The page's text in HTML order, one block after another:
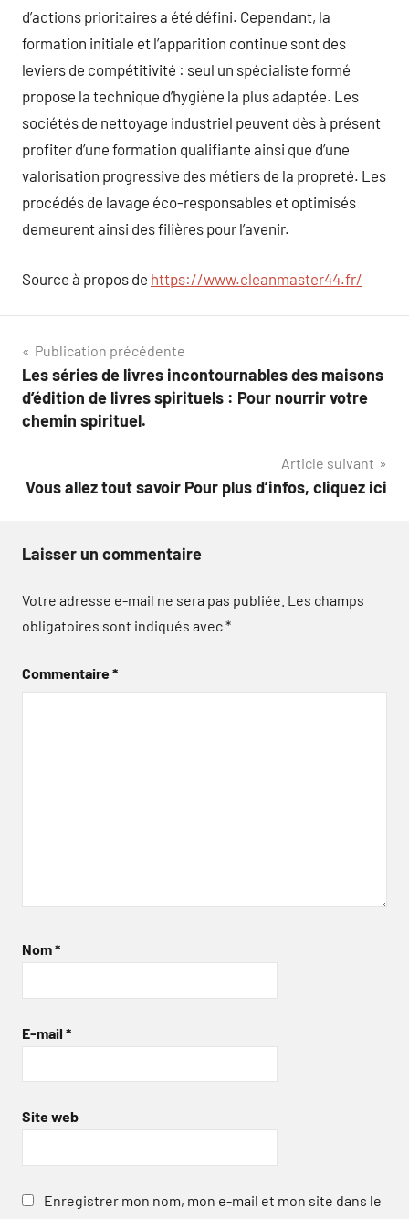
d’actions prioritaires a été défini. Cependant, la
formation initiale et l’apparition continue sont des
leviers de compétitivité : seul un spécialiste formé
propose la technique d’hygiène la plus adaptée. Les
sociétés de nettoyage industriel peuvent dès à présent
profiter d’une formation qualifiante ainsi que d’une
valorisation progressive des métiers de la propreté. Les
procédés de lavage éco-responsables et optimisés
demeurent ainsi des filières pour l’avenir.
Source à propos de https://www.cleanmaster44.fr/
Navigation
de
l’article
Publication précédente
Les séries de livres incontournables des maisons
d’édition de livres spirituels : Pour nourrir votre
chemin spirituel.
Article suivant
Vous allez tout savoir Pour plus d’infos, cliquez ici
Laisser un commentaire
Votre adresse e-mail ne sera pas publiée. Les champs
obligatoires sont indiqués avec*
Commentaire*
Nom*
E-mail *
Site web
Enregistrer mon nom, mon e-mail et mon site dans le